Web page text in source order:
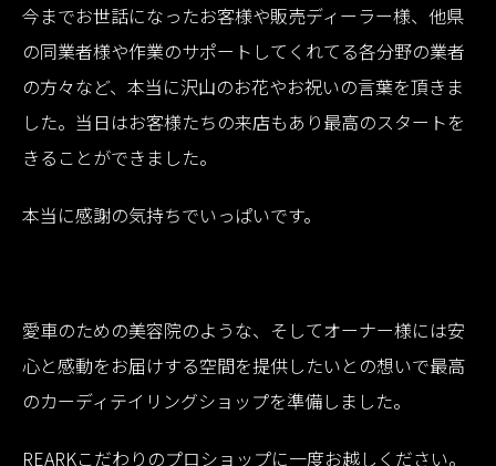
今までお世話になったお客様や販売ディーラー様、他県
の同業者様や作業のサポートしてくれてる各分野の業者
の方々など、本当に沢山のお花やお祝いの言葉を頂きま
した。当日はお客様たちの来店もあり最高のスタートを
きることができました。
本当に感謝の気持ちでいっぱいです。
愛車のための美容院のような、そしてオーナー様には安
心と感動をお届けする空間を提供したいとの想いで最高
のカーディテイリングショップを準備しました。
REARKこだわりのプロショップに一度お越しください。